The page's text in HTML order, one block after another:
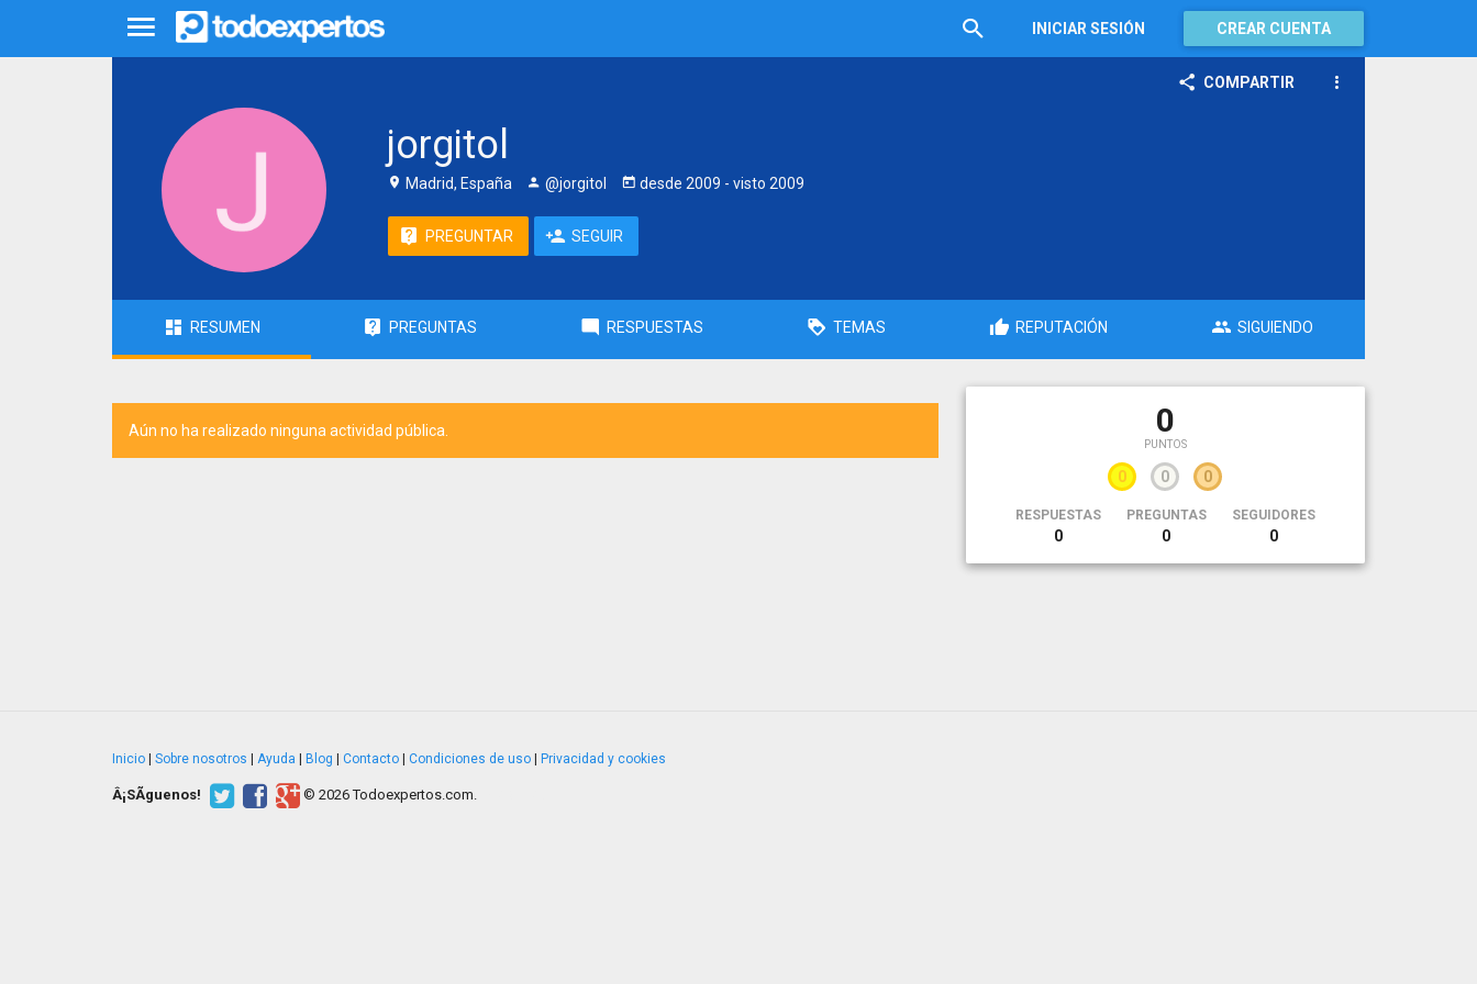
INICIAR SESIÓN CREAR CUENTA
COMPARTIR
jorgitol
Madrid, España @jorgitol desde 2009 - visto 2009
PREGUNTAR SEGUIR
RESUMEN PREGUNTAS RESPUESTAS TEMAS REPUTACIÓN SIGUIENDO
Aún no ha realizado ninguna actividad pública. 0
PUNTOS
0 0 0
RESPUESTAS
0
PREGUNTAS
0
SEGUIDORES
0
Inicio Sobre nosotros Ayuda Blog Contacto Condiciones de uso Privacidad y cookies
Â¡SÃ­guenos! © 2026 Todoexpertos.com.